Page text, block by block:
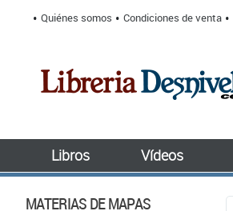
Quiénes somos Condiciones de venta
Libros Vídeos
MATERIAS DE MAPAS